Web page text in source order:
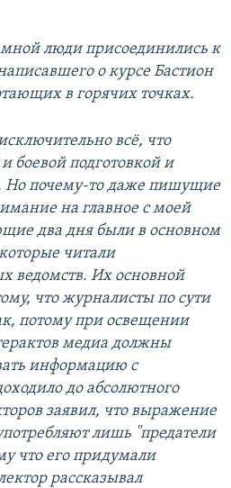
люди присоединились к
о курсе Бастион
в горячих точках.
всё, что
боевой подготовкой и
Но почему-то даже пишущие
на главное с моей
два дня были в основном
читали
ведомств. Их основной
что журналисты по сути
потому при освещении
медиа должны
информацию с
до абсолютного
заявил, что выражение
лишь "предатели
что его придумали
рассказывал